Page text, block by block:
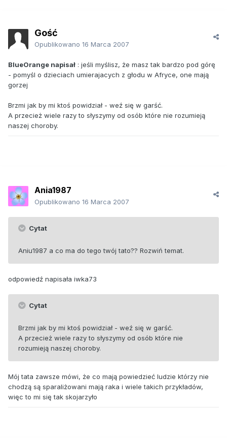
Gość
Opublikowano 16 Marca 2007
BlueOrange napisał : jeśli myślisz, że masz tak bardzo pod górę
- pomyśl o dzieciach umierajacych z głodu w Afryce, one mają
gorzej
Brzmi jak by mi ktoś powidział - weź się w garść.
A przecież wiele razy to słyszymy od osób które nie rozumieją
naszej choroby.
Ania1987
Opublikowano 16 Marca 2007
Cytat
Aniu1987 a co ma do tego twój tato?? Rozwiń temat.
odpowiedź napisała iwka73
Cytat
Brzmi jak by mi ktoś powidział - weź się w garść.
A przecież wiele razy to słyszymy od osób które nie
rozumieją naszej choroby.
Mój tata zawsze mówi, że co mają powiedzieć ludzie którzy nie
chodzą są sparaliżowani mają raka i wiele takich przykładów,
więc to mi się tak skojarzyło